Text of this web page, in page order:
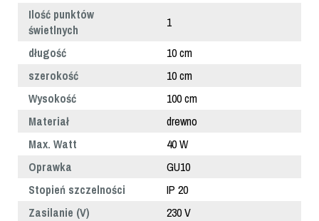
Ilość punktów
świetlnych
1
długość
10 cm
szerokość
10 cm
Wysokość
100 cm
Materiał
drewno
Max. Watt
40 W
Oprawka
GU10
Stopień szczelności
IP 20
Zasilanie (V)
230 V